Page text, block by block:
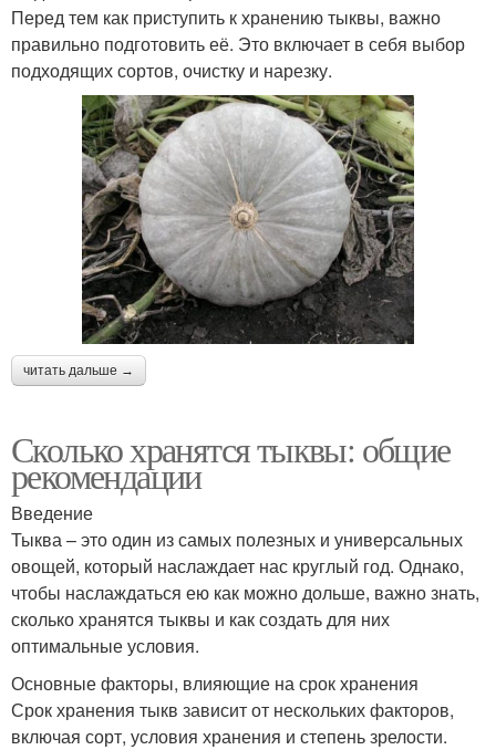
Перед тем как приступить к хранению тыквы, важно
правильно подготовить её. Это включает в себя выбор
подходящих сортов, очистку и нарезку.
читать дальше →
Сколько хранятся тыквы: общие
рекомендации
Введение
Тыква – это один из самых полезных и универсальных
овощей, который наслаждает нас круглый год. Однако,
чтобы наслаждаться ею как можно дольше, важно знать,
сколько хранятся тыквы и как создать для них
оптимальные условия.
Основные факторы, влияющие на срок хранения
Срок хранения тыкв зависит от нескольких факторов,
включая сорт, условия хранения и степень зрелости.